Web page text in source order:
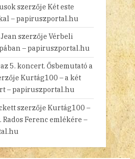
szerzője Két este
– papiruszportal.hu
szerzője Vérbeli
– papiruszportal.hu
5. koncert. Ősbemutató a
Kurtág100 – a két
– papiruszportal.hu
szerzője Kurtág100 –
Rados Ferenc emlékére –